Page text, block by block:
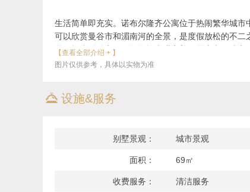
生活简单即充实。诺布尔隆齐公寓位于热闹繁华城
可以欣赏曼谷市和湄南河的全景，是度假放松的不
具风格小型卧室、一间设施先进完善的厨房和一处
园。公寓地处市中心，地理位置优越，附近交通十分
位置：
【查看全部介绍 + 】
图片仅供参考，具体以实物为准
ጆ 设施&服务
别墅景观： 城市景观
面积： 69㎡
收费服务： 清洁服务